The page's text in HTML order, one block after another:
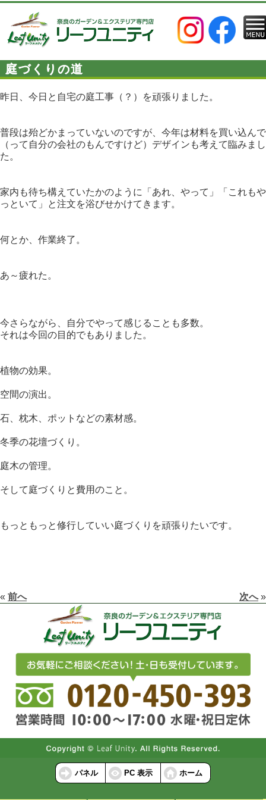
庭づくりの道
昨日、今日と自宅の庭工事（？）を頑張りました。
普段は殆どかまっていないのですが、今年は材料を買い込んで
（って自分の会社のもんですけど）デザインも考えて臨みまし
た。
家内も待ち構えていたかのように「あれ、やって」「これもや
っといて」と注文を浴びせかけてきます。
何とか、作業終了。
あ～疲れた。
今さらながら、自分でやって感じることも多数。
それは今回の目的でもありました。
植物の効果。
空間の演出。
石、枕木、ポットなどの素材感。
冬季の花壇づくり。
庭木の管理。
そして庭づくりと費用のこと。
もっともっと修行していい庭づくりを頑張りたいです。
« 前へ 次へ»
パネル PC 表示 ホーム